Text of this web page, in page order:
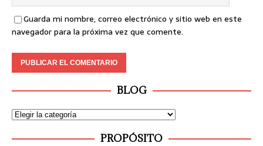
Guarda mi nombre, correo electrónico y sitio web en este
navegador para la próxima vez que comente.
BLOG
PROPÓSITO